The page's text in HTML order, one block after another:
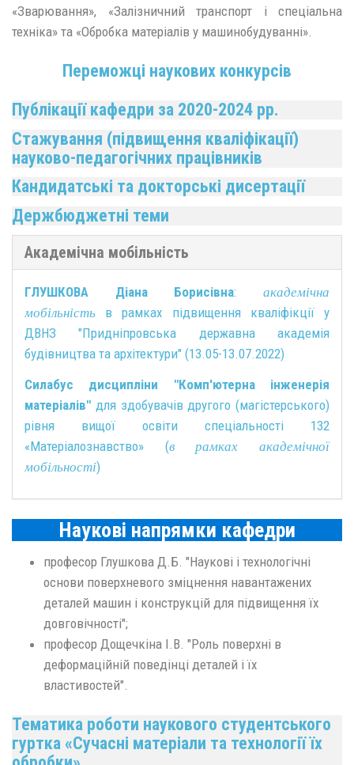
«Зварювання», «Залізничний транспорт і спеціальна
техніка» та «Обробка матеріалів у машинобудуванні».
Переможці наукових конкурсів
Публікації кафедри за 2020-2024 рр.
Стажування (підвищення кваліфікації)
науково-педагогічних працівників
Кандидатські та докторські дисертації
Держбюджетні теми
Академічна мобільність
ГЛУШКОВА Діана Борисівна:академічна
мобільність в рамках підвищення кваліфікції у
ДВНЗ "Придніпровська державна академія
будівництва та архітектури" (13.05-13.07.2022)
Силабус дисципліни "Комп'ютерна інженерія
матеріалів" для здобувачів другого (магістерського)
рівня вищої освіти спеціальності 132
«Матеріалознавство» (в рамках академічної
мобільності)
Наукові напрямки кафедри
професор Глушкова Д.Б. "Наукові і технологічні
основи поверхневого зміцнення навантажених
деталей машин і конструкцій для підвищення їх
довговічності";
професор Дощечкіна І.В. "Роль поверхні в
деформаційній поведінці деталей і їх
властивостей".
Тематика роботи наукового студентського
гуртка «Сучасні матеріали та технології їх